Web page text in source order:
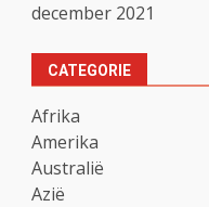
december 2021
CATEGORIE
Afrika
Amerika
Australië
Azië